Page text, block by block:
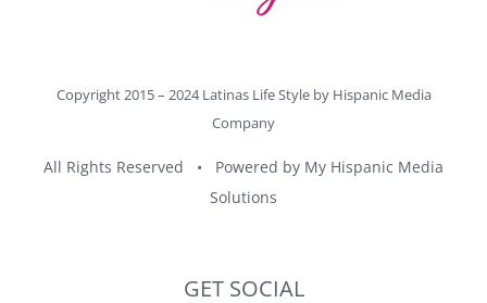
Copyright 2015 – 2024 Latinas Life Style by Hispanic Media
Company
All Rights Reserved • Powered by My Hispanic Media
Solutions
GET SOCIAL